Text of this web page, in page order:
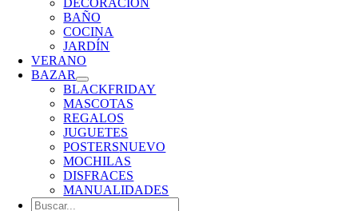
DECORACIÓN
BAÑO
COCINA
JARDÍN
VERANO
BAZAR
BLACKFRIDAY
MASCOTAS
REGALOS
JUGUETES
POSTERSNUEVO
MOCHILAS
DISFRACES
MANUALIDADES
Buscar: